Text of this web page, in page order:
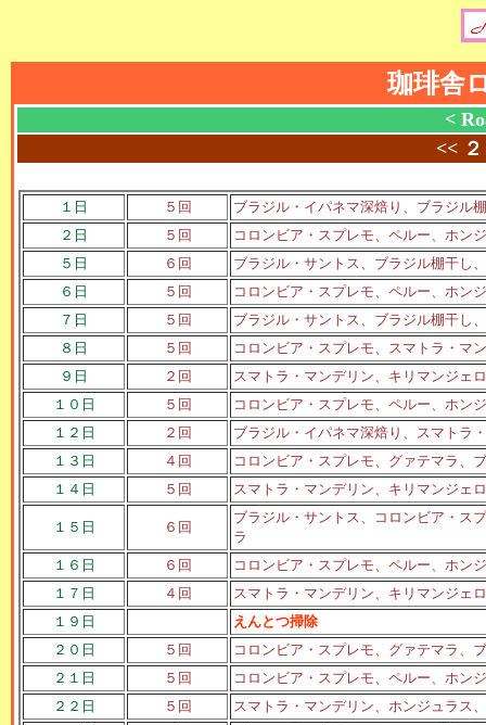
珈琲舎
<
<<
１日 ５回
ブラジル・イパネマ深焙り、ブラジル
２日
５回
コロンビア・スプレモ、ペルー、ホン
５日
６回
ブラジル・サントス、ブラジル棚干し
６日
５回
コロンビア・スプレモ、ペルー、ホン
７日
５回
ブラジル・サントス、ブラジル棚干し
８日
５回
コロンビア・スプレモ、スマトラ・マ
９日
２回
スマトラ・マンデリン、キリマンジェロ
１０日
５回
コロンビア・スプレモ、ペルー、ホン
１２日
２回
ブラジル・イパネマ深焙り、スマトラ
１３日
４回
コロンビア・スプレモ、グァテマラ
１４日
５回 スマトラ・マンデリン、キリマンジェ
１５日 ６回
ブラジル・サントス、コロンビア・ス
ラ
１６日
６回
コロンビア・スプレモ、ペルー、ホン
１７日
４回
スマトラ・マンデリン、キリマンジェ
１９日
えんとつ掃除
２０日
５回
コロンビア・スプレモ、グァテマラ、
２１日
５回
コロンビア・スプレモ、ペルー、ホン
２２日
５回
スマトラ・マンデリン、ホンジュラス